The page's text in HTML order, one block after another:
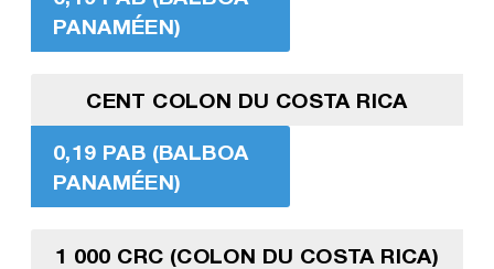
PANAMÉEN)
CENT COLON DU COSTA RICA
0,19 PAB (BALBOA
PANAMÉEN)
1 000 CRC (COLON DU COSTA RICA)